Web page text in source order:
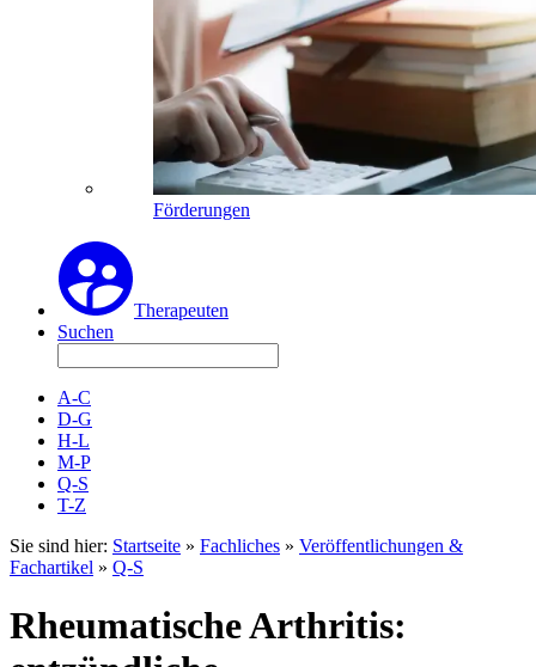
Förderungen
Therapeuten
Suchen
A-C
D-G
H-L
M-P
Q-S
T-Z
Sie sind hier: Startseite » Fachliches » Veröffentlichungen &
Fachartikel » Q-S
Rheumatische Arthritis: